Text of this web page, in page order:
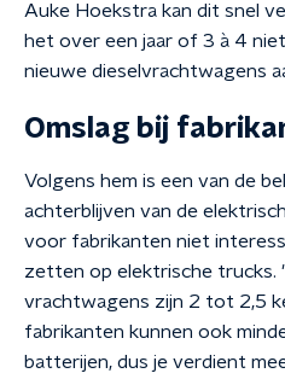
Auke Hoekstra kan dit snel
het over een jaar of 3 à 4
nieuwe dieselvrachtwagens
Omslag bij
Volgens hem is een van de
achterblijven van de
voor fabrikanten niet
zetten op elektrische trucks.
vrachtwagens zijn 2 tot 2,5
fabrikanten kunnen ook
batterijen, dus je verdient